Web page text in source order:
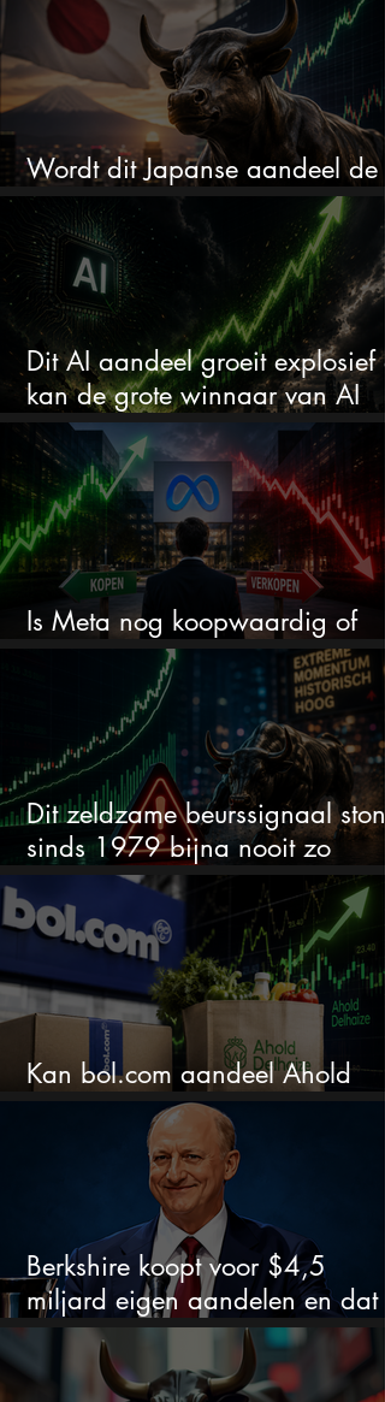
Wordt dit Japanse aandeel de
comeback kid van 2026?
Dit AI aandeel groeit explosief
kan de grote winnaar van AI
worden
Is Meta nog koopwaardig of
wordt het tijd om te verkopen?
Dit zeldzame beurssignaal stond
sinds 1979 bijna nooit zo
extreem
Kan bol.com aandeel Ahold
nieuw leven inblazen?
Berkshire koopt voor $4,5
miljard eigen aandelen en dat
zegt veel over de waardering